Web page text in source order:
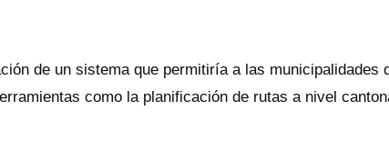
de un sistema que permitiría a las
como la planificación de rutas a nivel